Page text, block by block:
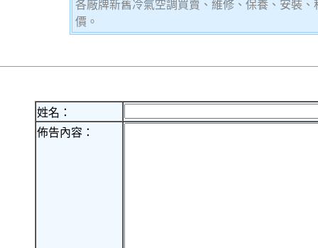
各廠牌新舊冷氣空調買賣、維修、保養、安裝
價。
姓名：
佈告內容：